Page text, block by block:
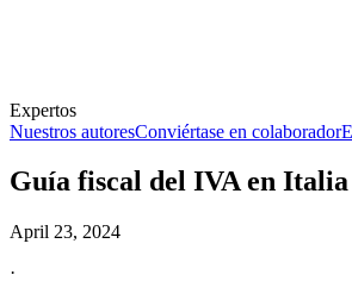
Expertos
Nuestros autoresConviértase en colaborador
Guía fiscal del IVA en Italia
April 23, 2024
·